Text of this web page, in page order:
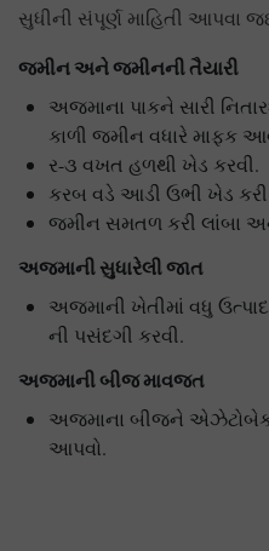
સુધીની સંપૂર્ણ માહિતી આપવા
જમીન અને જમીનની તૈયારી
અજમાના પાકને સારી
કાળી જમીન વધારે માફક
ર-૩ વખત હળથી ખેડ કરવી.
કરબ વડે આડી ઉભી ખેડ કરી
જમીન સમતળ કરી લાંબા
અજમાની સુધારેલી જાત
અજમાની ખેતીમાં વધુ
ની પસંદગી કરવી.
અજમાની બીજ માવજત
અજમાના બીજને
આપવો.